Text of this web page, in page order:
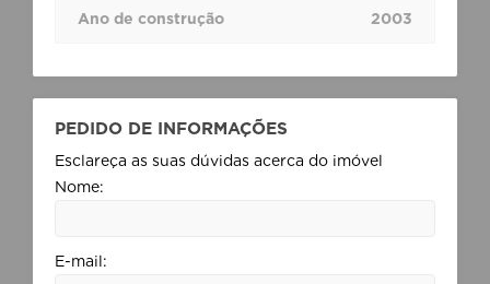
Ano de construção 2003
PEDIDO DE INFORMAÇÕES
Esclareça as suas dúvidas acerca do imóvel
Nome:
E-mail: